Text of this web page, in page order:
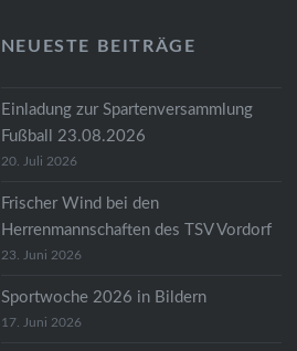
NEUESTE BEITRÄGE
Einladung zur Spartenversammlung
Fußball 23.08.2026
20. Juli 2026
Frischer Wind bei den
Herrenmannschaften des TSV Vordorf
23. Juni 2026
Sportwoche 2026 in Bildern
17. Juni 2026